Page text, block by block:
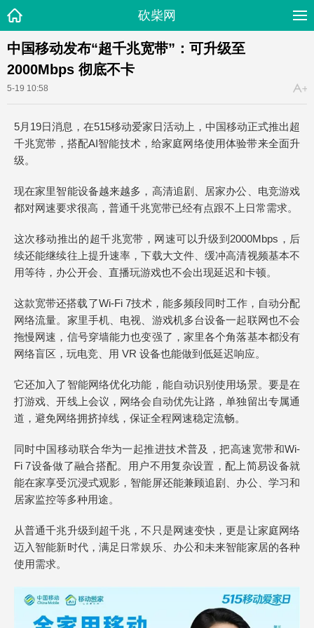
砍柴网
中国移动发布“超千兆宽带”：可升级至
2000Mbps 彻底不卡
5-19 10:58
5月19日消息，在515移动爱家日活动上，中国移动正式推出超
千兆宽带，搭配AI智能技术，给家庭网络使用体验带来全面升
级。
现在家里智能设备越来越多，高清追剧、居家办公、电竞游戏
都对网速要求很高，普通千兆宽带已经有点跟不上日常需求。
这次移动推出的超千兆宽带，网速可以升级到2000Mbps，后
续还能继续往上提升速率，下载大文件、缓冲高清视频基本不
用等待，办公开会、直播玩游戏也不会出现延迟和卡顿。
这款宽带还搭载了Wi-Fi 7技术，能多频段同时工作，自动分配
网络流量。家里手机、电视、游戏机多台设备一起联网也不会
拖慢网速，信号穿墙能力也变强了，家里各个角落基本都没有
网络盲区，玩电竞、用 VR 设备也能做到低延迟响应。
它还加入了智能网络优化功能，能自动识别使用场景。要是在
打游戏、开线上会议，网络会自动优先让路，单独留出专属通
道，避免网络拥挤掉线，保证全程网速稳定流畅。
同时中国移动联合华为一起推进技术普及，把高速宽带和Wi-
Fi 7设备做了融合搭配。用户不用复杂设置，配上简易设备就
能在家享受沉浸式观影，智能屏还能兼顾追剧、办公、学习和
居家监控等多种用途。
从普通千兆升级到超千兆，不只是网速变快，更是让家庭网络
迈入智能新时代，满足日常娱乐、办公和未来智能家居的各种
使用需求。